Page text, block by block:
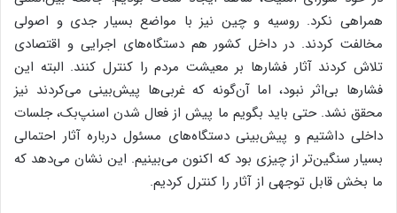
همراهی نکرد. روسیه و چین نیز با مواضع بسیار جدی و اصولی
مخالفت کردند. در داخل کشور هم دستگاه‌های اجرایی و اقتصادی
تلاش کردند آثار فشارها بر معیشت مردم را کنترل کنند. البته این
فشارها بی‌اثر نبود، اما آن‌گونه که غربی‌ها پیش‌بینی می‌کردند نیز
محقق نشد. حتی باید بگویم ما پیش از فعال شدن اسنپ‌بک، جلسات
داخلی داشتیم و پیش‌بینی دستگاه‌های مسئول درباره آثار احتمالی
بسیار سنگین‌تر از چیزی بود که اکنون می‌بینیم. این نشان می‌دهد که
ما بخش قابل توجهی از آثار را کنترل کردیم.